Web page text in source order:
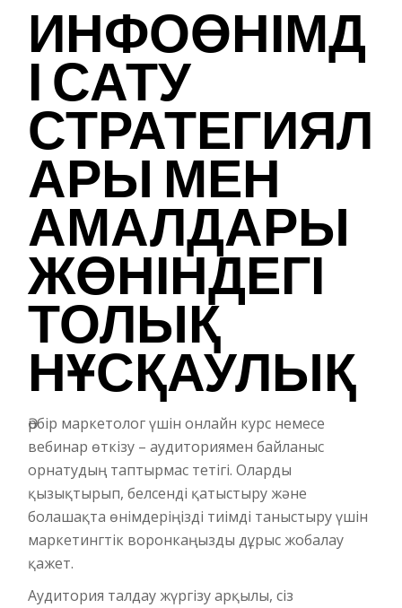
ИНФОӨНІМД
І САТУ
СТРАТЕГИЯЛ
АРЫ МЕН
АМАЛДАРЫ
ЖӨНІНДЕГІ
ТОЛЫҚ
НҰСҚАУЛЫҚ
Әрбір маркетолог үшін онлайн курс немесе
вебинар өткізу – аудиториямен байланыс
орнатудың таптырмас тетігі. Оларды
қызықтырып, белсенді қатыстыру және
болашақта өнімдеріңізді тиімді таныстыру үшін
маркетингтік воронкаңызды дұрыс жобалау
қажет.
Аудитория талдау жүргізу арқылы, сіз